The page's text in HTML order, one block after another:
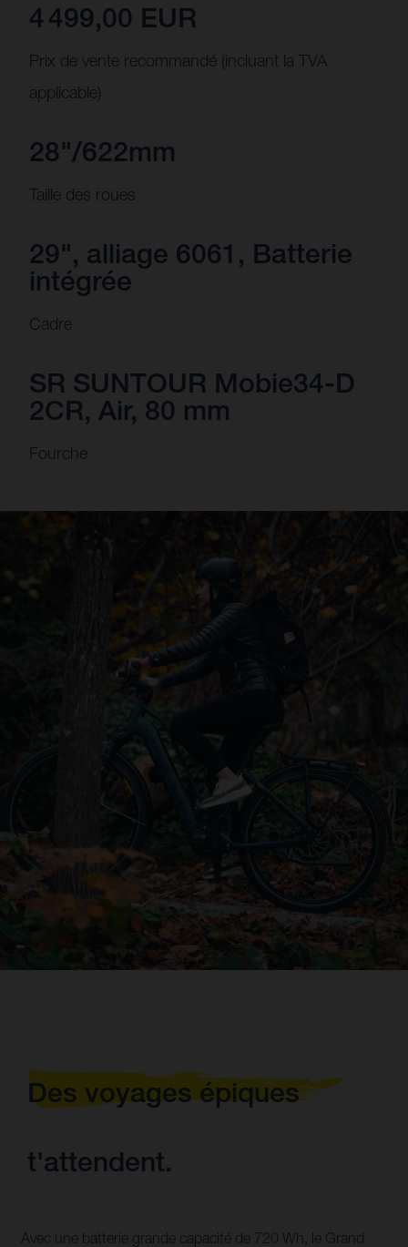
4 499,00 EUR
Prix de vente recommandé (incluant la TVA
applicable)
28"/622mm
Taille des roues
29", alliage 6061, Batterie
intégrée
Cadre
SR SUNTOUR Mobie34-D
2CR, Air, 80 mm
Fourche
Des voyages épiques
t'attendent.
Avec une batterie grande capacité de 720 Wh, le Grand